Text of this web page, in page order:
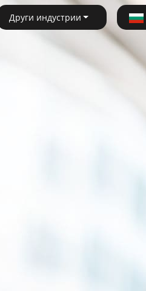
Други индустрии